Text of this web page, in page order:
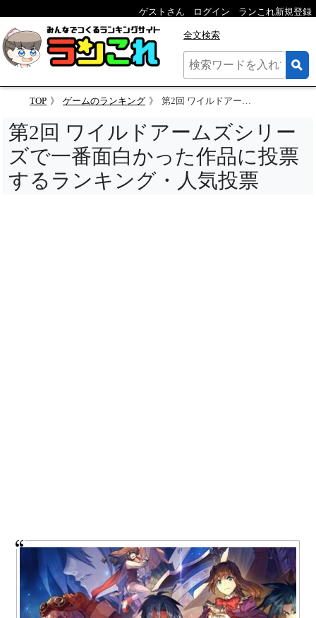
ゲストさん ログイン ランこれ新規登録
全文検索
TOP ゲームのランキング 第2回 ワイルドアームズシリーズで一番面白かった作品に投票するランキング
第2回 ワイルドアームズシリー
ズで一番面白かった作品に投票
するランキング・人気投票